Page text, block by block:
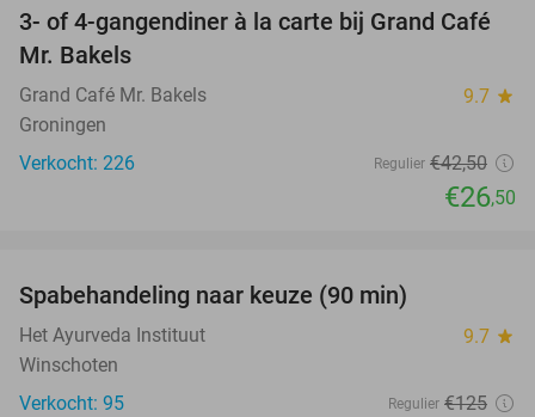
38%
3- of 4-gangendiner à la carte bij Grand Café
Mr. Bakels
Grand Café Mr. Bakels 9.7 star
Groningen
Verkocht: 226
Regulier €42,50
€26,50
Spabehandeling naar keuze (90 min)
Het Ayurveda Instituut 9.7 star
Winschoten
Verkocht: 95
Regulier €125